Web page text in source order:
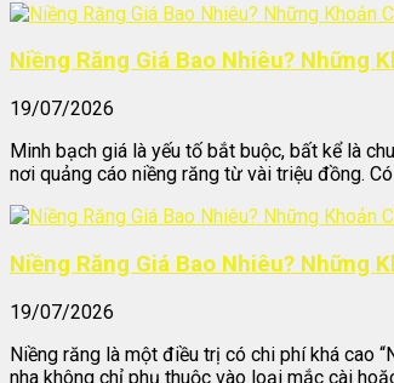
Niềng Răng Giá Bao Nhiêu? Những
19/07/2026
Minh bạch giá là yếu tố bắt buộc, bất kể là
nơi quảng cáo niềng răng từ vài triệu đồng.
Niềng Răng Giá Bao Nhiêu? Những
19/07/2026
Niềng răng là một điều trị có chi phí khá cao
nha không chỉ phụ thuộc vào loại mắc cài